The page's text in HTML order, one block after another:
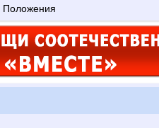
Положения